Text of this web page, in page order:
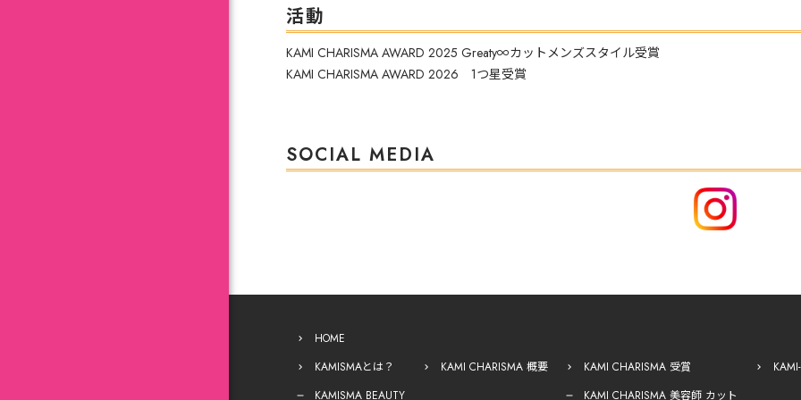
活動
KAMI CHARISMA AWARD 2025 Greaty∞カットメンズスタイル受賞
KAMI CHARISMA AWARD 2026 1つ星受賞
SOCIAL MEDIA
HOME
KAMISMAとは？
KAMISMA BEAUTY
KAMI CHARISMA 概要
KAMI CHARISMA 受賞
KAMI CHARISMA 美容師 カット